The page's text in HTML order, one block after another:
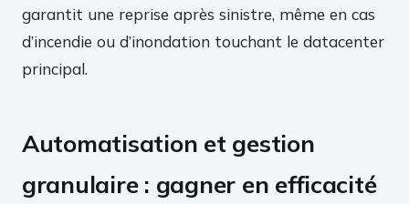
garantit une reprise après sinistre, même en cas
d’incendie ou d’inondation touchant le datacenter
principal.
Automatisation et gestion
granulaire : gagner en efficacité